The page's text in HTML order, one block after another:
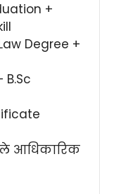
+
Degree +
B.Sc
आधिकारिक